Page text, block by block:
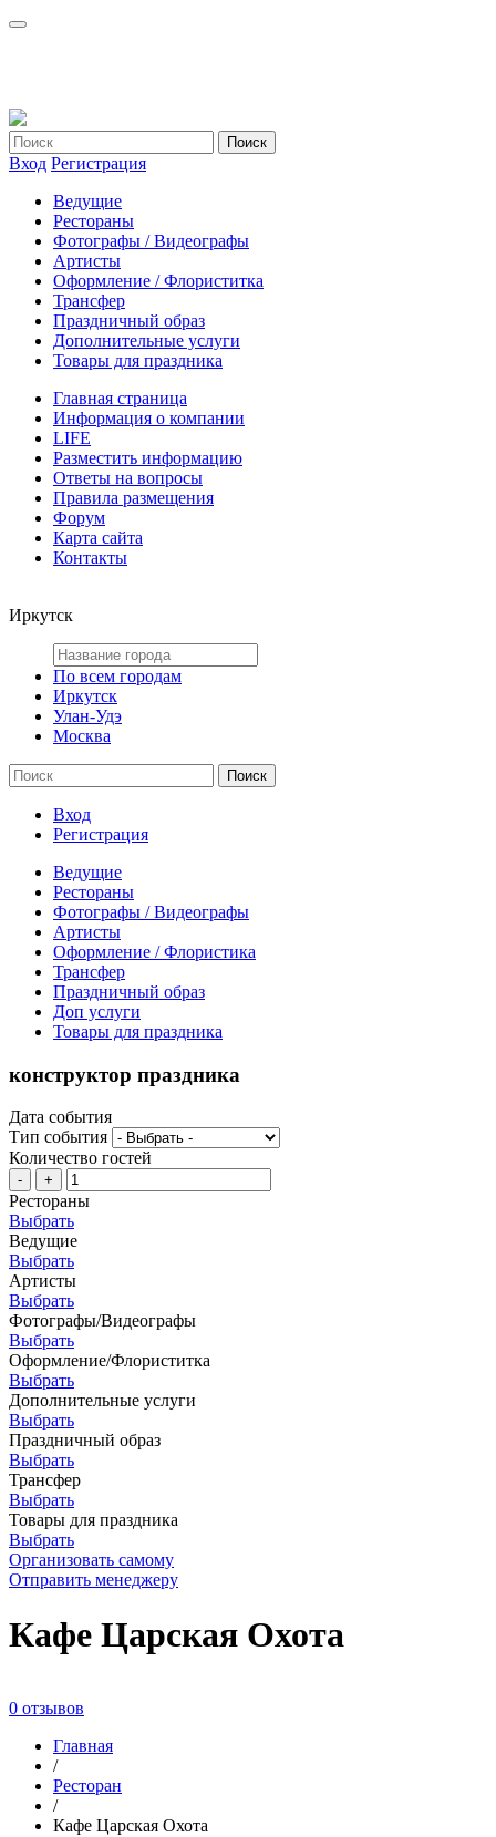
Вход Регистрация
Ведущие
Рестораны
Фотографы / Видеографы
Артисты
Оформление / Флориститка
Трансфер
Праздничный образ
Дополнительные услуги
Товары для праздника
Главная страница
Информация о компании
LIFE
Разместить информацию
Ответы на вопросы
Правила размещения
Форум
Карта сайта
Контакты
Иркутск
По всем городам
Иркутск
Улан-Удэ
Москва
Вход
Регистрация
Ведущие
Рестораны
Фотографы / Видеографы
Артисты
Оформление / Флористика
Трансфер
Праздничный образ
Доп услуги
Товары для праздника
конструктор праздника
Дата события
Тип события
Количество гостей
- +
Рестораны
Выбрать
Ведущие
Выбрать
Артисты
Выбрать
Фотографы/Видеографы
Выбрать
Оформление/Флориститка
Выбрать
Дополнительные услуги
Выбрать
Праздничный образ
Выбрать
Трансфер
Выбрать
Товары для праздника
Выбрать
Организовать самому
Отправить менеджеру
Кафе Царская Охота
0 отзывов
Главная
/
Ресторан
/
Кафе Царская Охота